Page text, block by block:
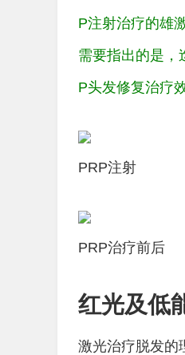
P注射治疗的雄
需要指出的是，
P头发修复治疗
PRP注射
PRP治疗前后
红光及低
激光治疗脱发的